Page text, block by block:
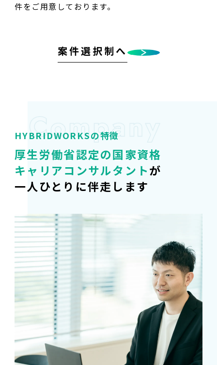
件をご用意しております。
案件選択制へ
HYBRIDWORKSの特徴
厚生労働省認定の国家資格
キャリアコンサルタントが
一人ひとりに伴走します